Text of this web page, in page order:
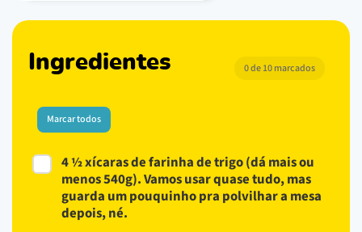
Ingredientes 0 de 10 marcados
Marcar todos
4 ½ xícaras de farinha de trigo (dá mais ou
menos 540g). Vamos usar quase tudo, mas
guarda um pouquinho pra polvilhar a mesa
depois, né.